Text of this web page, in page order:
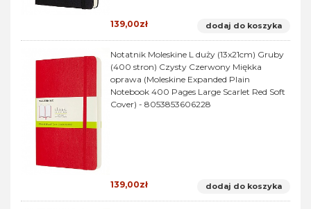
139,00zł dodaj do koszyka
Notatnik Moleskine L duży (13x21cm) Gruby
(400 stron) Czysty Czerwony Miękka
oprawa (Moleskine Expanded Plain
Notebook 400 Pages Large Scarlet Red Soft
Cover) - 8053853606228
139,00zł dodaj do koszyka